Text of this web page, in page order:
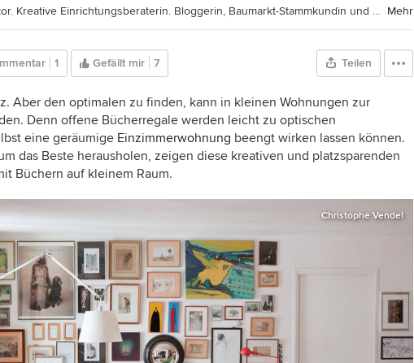
Houzz-Contributor. Kreative Einrichtungsberaterin. Bloggerin, Baumarkt-Stammkundin und DIY-Expertin. Mutter zweier Töchter und stolze Besitzerin eines sehr alten Wohnwagens mit Vorliebe für Schlichtes, Schönes und Skandinavien. Mehr
1 Gefällt mir 7 Teilen
Aber den optimalen zu finden, kann in kleinen Wohnungen zur
Denn offene Bücherregale werden leicht zu optischen
eine geräumige Einzimmerwohnung beengt wirken lassen können.
das Beste herausholen, zeigen diese kreativen und platzsparenden
Büchern auf kleinem Raum.
Christophe Vendel